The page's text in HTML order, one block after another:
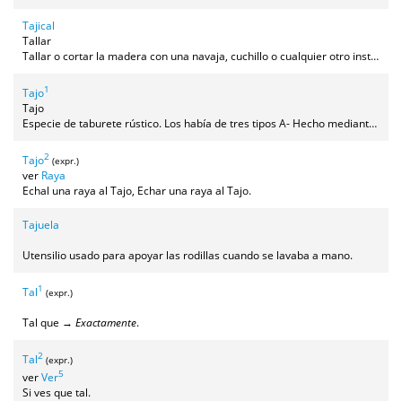
Tajical
Tallar
Tallar o cortar la madera con una navaja, cuchillo o cualquier otro instrumento afilado como una azuela.
Tajo1
Tajo
Especie de taburete rústico. Los había de tres tipos A- Hecho mediante la superposición de planchas de corcha gruesas apiladas y unidas por varillas de jara. B- Hecho con una plancha de madera, normalmente circular, del corte trasversal de un tronco, al que se le hacían tres agujeros para encajar tres patas (que en terrenos irregulares como el campo asientan mejor que cuatro) C- Como los anteriores pero con el asiento alargado. Eran más adecuados para ciertas tareas, como ordeñar, y se usaban sentados a horcajadas, pues de lo contrario se caerían fácilmente.
Tajo2 (expr.)
ver Raya
Echal una raya al Tajo, Echar una raya al Tajo.
Tajuela
Utensilio usado para apoyar las rodillas cuando se lavaba a mano.
Tal1 (expr.)
Tal que → Exactamente.
Tal2 (expr.)
verVer5
Si ves que tal.